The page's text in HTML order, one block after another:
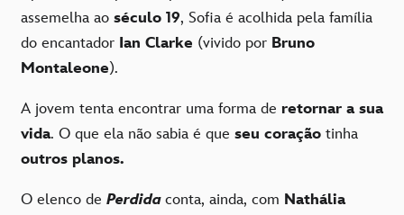
assemelha ao século 19, Sofia é acolhida pela família
do encantador Ian Clarke (vivido por Bruno
Montaleone).
A jovem tenta encontrar uma forma de retornar a sua
vida. O que ela não sabia é que seu coração tinha
outros planos.
O elenco de Perdida conta, ainda, com Nathália